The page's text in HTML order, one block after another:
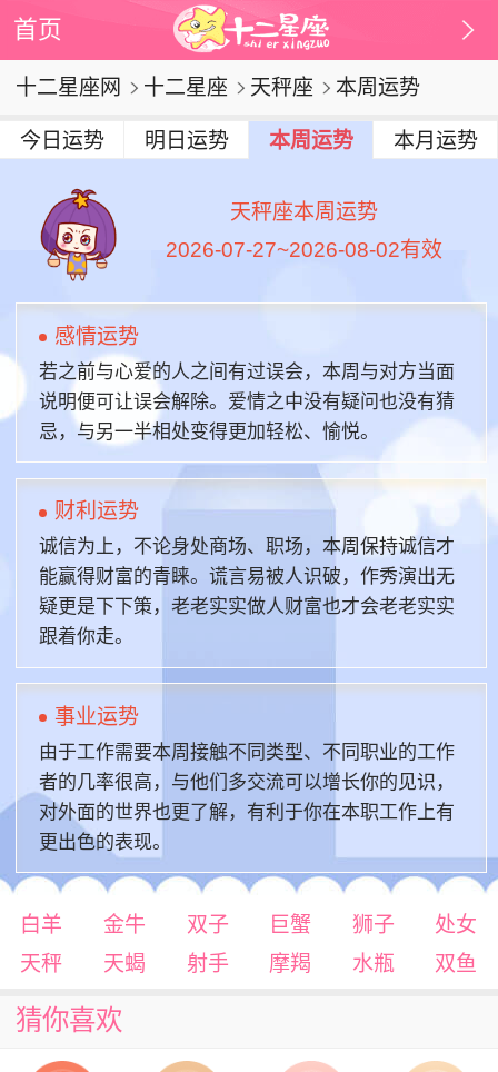
首页
十二星座网 十二星座 天秤座 本周运势
今日运势 明日运势 本周运势 本月运势
天秤座本周运势
2026-07-27~2026-08-02有效
感情运势
若之前与心爱的人之间有过误会，本周与对方当面
说明便可让误会解除。爱情之中没有疑问也没有猜
忌，与另一半相处变得更加轻松、愉悦。
财利运势
诚信为上，不论身处商场、职场，本周保持诚信才
能赢得财富的青睐。谎言易被人识破，作秀演出无
疑更是下下策，老老实实做人财富也才会老老实实
跟着你走。
事业运势
由于工作需要本周接触不同类型、不同职业的工作
者的几率很高，与他们多交流可以增长你的见识，
对外面的世界也更了解，有利于你在本职工作上有
更出色的表现。
白羊 金牛 双子 巨蟹 狮子
处女
天秤
天蝎 射手 摩羯 水瓶 双鱼
猜你喜欢